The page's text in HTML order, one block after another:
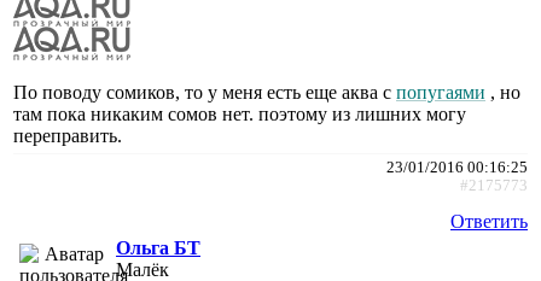
По поводу сомиков, то у меня есть еще аква с попугаями , но
там пока никаким сомов нет. поэтому из лишних могу
переправить.
23/01/2016 00:16:25
#2175773
Ответить
Ольга БТ
Малёк